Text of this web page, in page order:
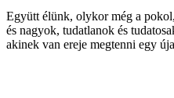
Együtt élünk, olykor még a
és nagyok, tudatlanok és
akinek van ereje megtenni egy